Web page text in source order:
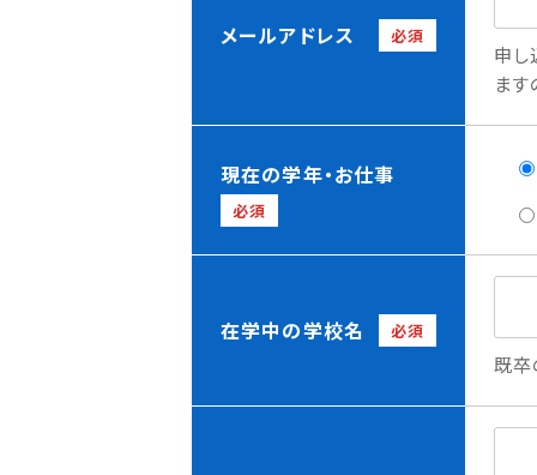
メールアドレス 必須
申し
ます
現在の学年・お仕事
必須
在学中の学校名 必須
既卒